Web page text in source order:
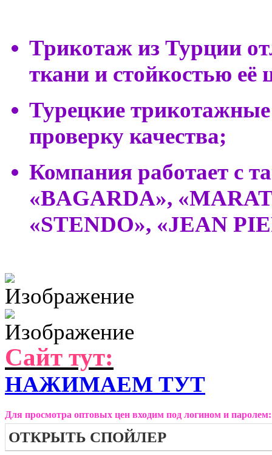
Трикотаж из Турции
ткани и стойкостью её
Турецкие
проверку качества;
Компания работает с
«BAGARDA»,
«STENDO», «JEAN
Сайт тут:
НАЖИМАЕМ ТУТ
Для просмотра оптовых цен входим под логином и паролем:
ОТКРЫТЬ СПОЙЛЕР